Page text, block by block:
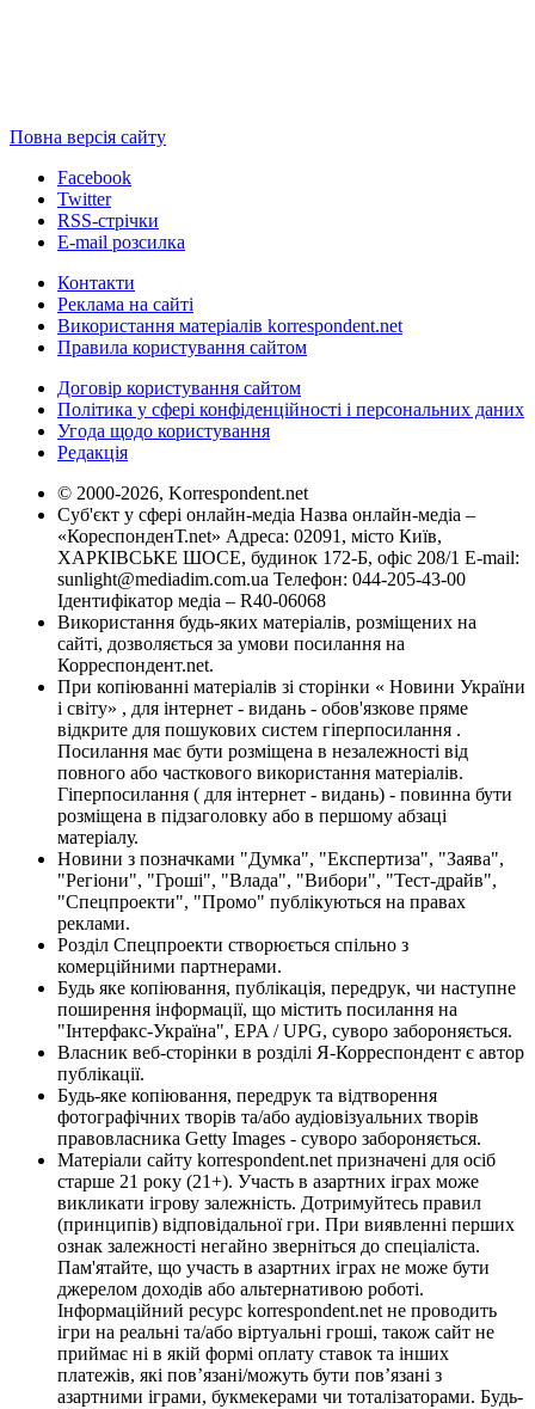
Повна версія сайту
Facebook
Twitter
RSS-стрічки
E-mail розсилка
Контакти
Реклама на сайті
Використання матеріалів korrespondent.net
Правила користування сайтом
Договір користування сайтом
Політика у сфері конфіденційності і персональних даних
Угода щодо користування
Редакція
© 2000-2026, Korrespondent.net
Суб'єкт у сфері онлайн-медіа Назва онлайн-медіа –
«КореспонденТ.net» Адреса: 02091, місто Київ,
ХАРКІВСЬКЕ ШОСЕ, будинок 172-Б, офіс 208/1 E-mail:
sunlight@mediadim.com.ua Телефон: 044-205-43-00
Ідентифікатор медіа – R40-06068
Використання будь-яких матеріалів, розміщених на
сайті, дозволяється за умови посилання на
Корреспондент.net.
При копіюванні матеріалів зі сторінки « Новини України
і світу» , для інтернет - видань - обов'язкове пряме
відкрите для пошукових систем гіперпосилання .
Посилання має бути розміщена в незалежності від
повного або часткового використання матеріалів.
Гіперпосилання ( для інтернет - видань) - повинна бути
розміщена в підзаголовку або в першому абзаці
матеріалу.
Новини з позначками "Думка", "Експертиза", "Заява",
"Регіони", "Гроші", "Влада", "Вибори", "Тест-драйв",
"Спецпроекти", "Промо" публікуються на правах
реклами.
Розділ Спецпроекти створюється спільно з
комерційними партнерами.
Будь яке копіювання, публікація, передрук, чи наступне
поширення інформації, що містить посилання на
"Інтерфакс-Україна", EPA / UPG, суворо забороняється.
Власник веб-сторінки в розділі Я-Корреспондент є автор
публікації.
Будь-яке копіювання, передрук та відтворення
фотографічних творів та/або аудіовізуальних творів
правовласника Getty Images - суворо забороняється.
Матеріали сайту korrespondent.net призначені для осіб
старше 21 року (21+). Участь в азартних іграх може
викликати ігрову залежність. Дотримуйтесь правил
(принципів) відповідальної гри. При виявленні перших
ознак залежності негайно зверніться до спеціаліста.
Пам'ятайте, що участь в азартних іграх не може бути
джерелом доходів або альтернативою роботі.
Інформаційний ресурс korrespondent.net не проводить
ігри на реальні та/або віртуальні гроші, також сайт не
приймає ні в якій формі оплату ставок та інших
платежів, які пов’язані/можуть бути пов’язані з
азартними іграми, букмекерами чи тоталізаторами. Будь-